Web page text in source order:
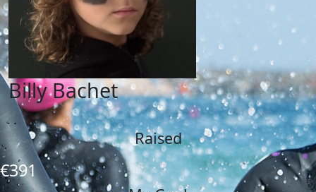
Billy Bachet
Raised
€391